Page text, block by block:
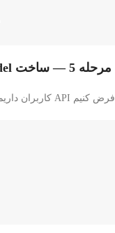
مرحله 5 — ساخت Model
فرض کنیم API کاربران داریم.